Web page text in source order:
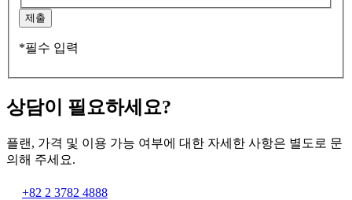
제출
*필수 입력
상담이 필요하세요?
플랜, 가격 및 이용 가능 여부에 대한 자세한 사항은 별도로 문
의해 주세요.
+82 2 3782 4888